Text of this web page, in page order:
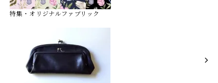
特集・オリジナルファブリック